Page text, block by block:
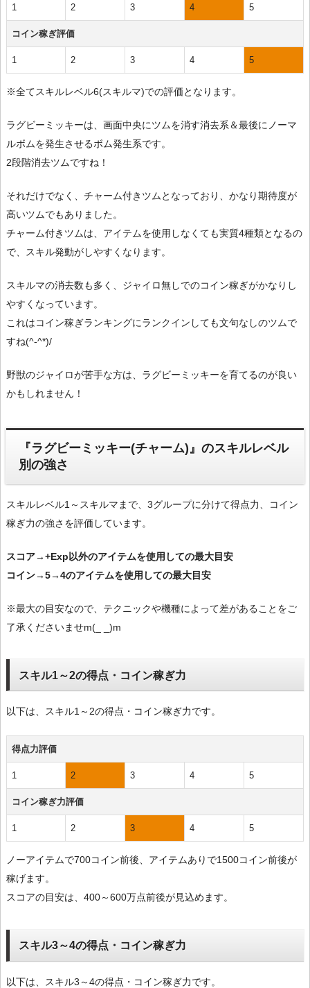
1 2 3 4 5
コイン稼ぎ評価
1 2 3 4 5
※全てスキルレベル6(スキルマ)での評価となります。
ラグビーミッキーは、画面中央にツムを消す消去系＆最後にノーマ
ルボムを発生させるボム発生系です。
2段階消去ツムですね！
それだけでなく、チャーム付きツムとなっており、かなり期待度が
高いツムでもありました。
チャーム付きツムは、アイテムを使用しなくても実質4種類となるの
で、スキル発動がしやすくなります。
スキルマの消去数も多く、ジャイロ無しでのコイン稼ぎがかなりし
やすくなっています。
これはコイン稼ぎランキングにランクインしても文句なしのツムで
すね(^-^*)/
野獣のジャイロが苦手な方は、ラグビーミッキーを育てるのが良い
かもしれません！
『ラグビーミッキー(チャーム)』のスキルレベル
別の強さ
スキルレベル1～スキルマまで、3グループに分けて得点力、コイン
稼ぎ力の強さを評価しています。
スコア→+Exp以外のアイテムを使用しての最大目安
コイン→5→4のアイテムを使用しての最大目安
※最大の目安なので、テクニックや機種によって差があることをご
了承くださいませm(_ _)m
スキル1～2の得点・コイン稼ぎ力
以下は、スキル1～2の得点・コイン稼ぎ力です。
得点力評価
1 2 3 4 5
コイン稼ぎ力評価
1 2 3 4 5
ノーアイテムで700コイン前後、アイテムありで1500コイン前後が
稼げます。
スコアの目安は、400～600万点前後が見込めます。
スキル3～4の得点・コイン稼ぎ力
以下は、スキル3～4の得点・コイン稼ぎ力です。